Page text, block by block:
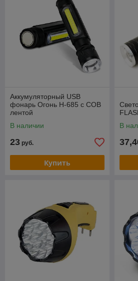
Аккумуляторный USB
фонарь Огонь Н-685 с СОВ
лентой
В наличии
23 руб.
Купить
В